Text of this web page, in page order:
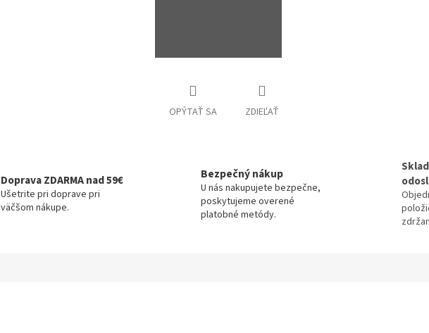
OPÝTAŤ SA ZDIEĽAŤ
Doprava ZDARMA nad 59€
Ušetrite pri doprave pri
väčšom nákupe.
Bezpečný nákup
U nás nakupujete bezpečne,
poskytujeme overené
platobné metódy.